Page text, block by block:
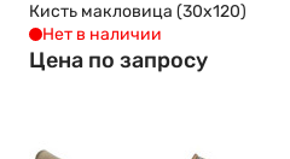
Кисть макловица (30x120)
Нет в наличии
Цена по запросу